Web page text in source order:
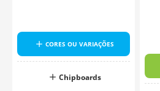
CORES OU VARIAÇÕES
Chipboards